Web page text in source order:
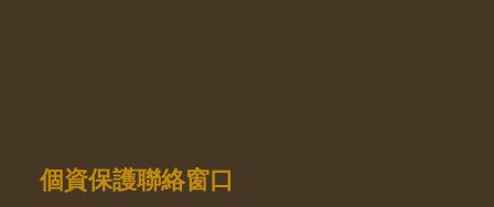
個資保護聯絡窗口